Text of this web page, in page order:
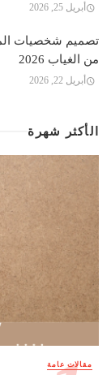
أبريل 25, 2026
تصميم شخصيات
من الغياب 2026
أبريل 22, 2026
الأكثر شهرة
مقالات عامة